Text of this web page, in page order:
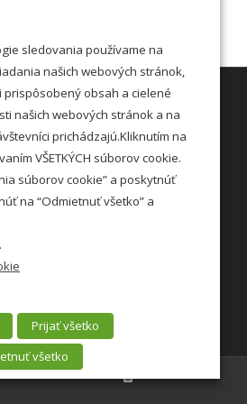
– 15:00
– 16:30
sledovania používame na
našich webových stránok,
obsah a cielené
našich webových stránok a na
prichádzajú.Kliknutím na
VŠETKÝCH súborov cookie.
súborov cookie” a poskytnúť
na “Odmietnuť všetko” a
Prijať všetko
všetko